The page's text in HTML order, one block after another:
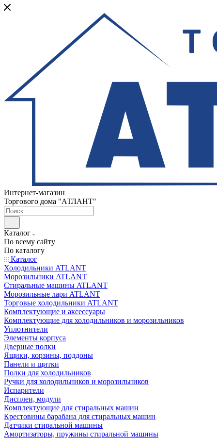
Интернет-магазин
Торгового дома "АТЛАНТ"
Каталог
По всему сайту
По каталогу
Каталог
Холодильники ATLANT
Морозильники ATLANT
Стиральные машины ATLANT
Морозильные лари ATLANT
Торговые холодильники ATLANT
Комплектующие и аксессуары
Комплектующие для холодильников и морозильников
Уплотнители
Элементы корпуса
Дверные полки
Ящики, корзины, поддоны
Панели и щитки
Полки для холодильников
Ручки для холодильников и морозильников
Испарители
Дисплеи, модули
Комплектующие для стиральных машин
Крестовины барабана для стиральных машин
Датчики стиральной машины
Амортизаторы, пружины стиральной машины